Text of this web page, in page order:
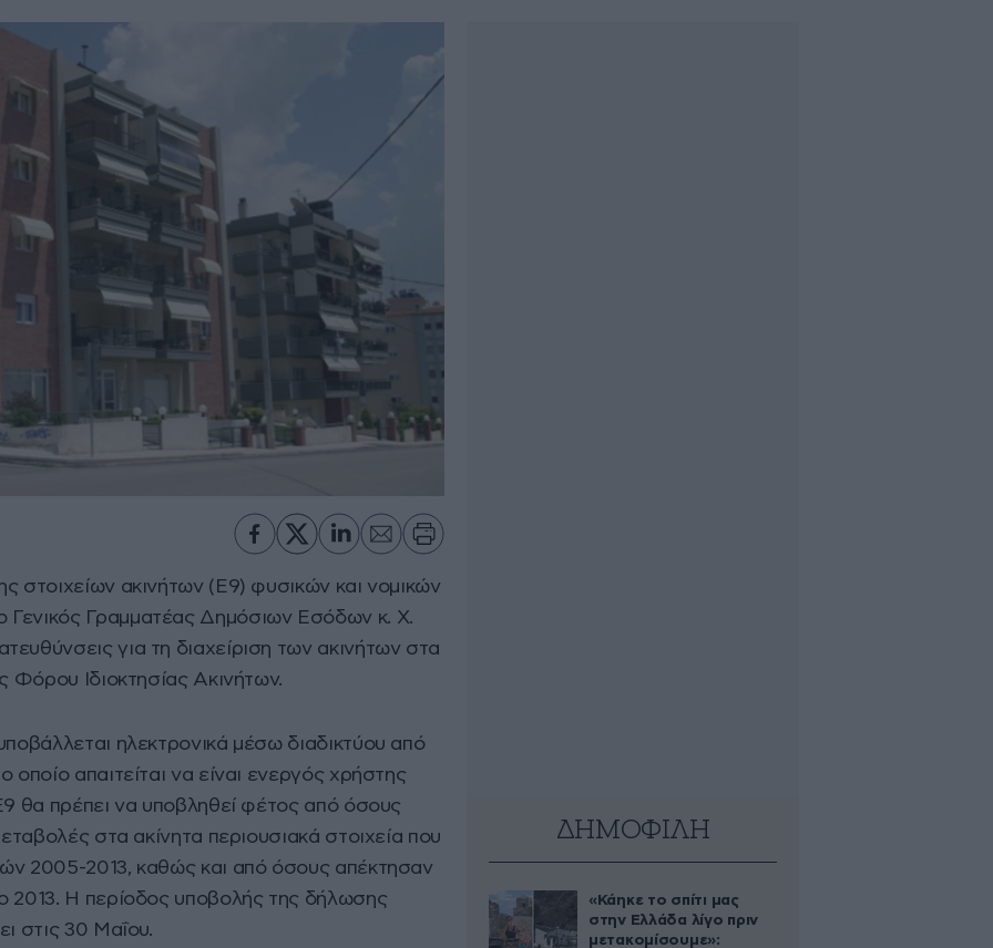
στοιχείων ακινήτων (Ε9) φυσικών και νομικών
Γραμματέας Δημόσιων Εσόδων κ. Χ.
για τη διαχείριση των ακινήτων στα
Φόρου Ιδιοκτησίας Ακινήτων.
ηλεκτρονικά μέσω διαδικτύου από
απαιτείται να είναι ενεργός χρήστης
θα πρέπει να υποβληθεί φέτος από όσους
στα ακίνητα περιουσιακά στοιχεία που
2005-2013, καθώς και από όσους απέκτησαν
2013. Η περίοδος υποβολής της δήλωσης
στις 30 Μαΐου.
ΔΗΜΟΦΙΛΗ
«Κάηκε το σπίτι μας
στην Ελλάδα λίγο πριν
μετακομίσουμε»: